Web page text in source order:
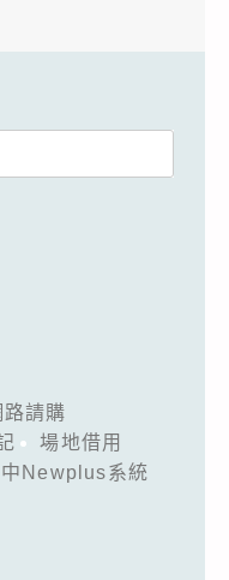
路請購
場地借用
Newplus系統